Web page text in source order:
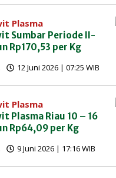
Plasma
Sumbar Periode II-
Rp170,53 per Kg
12 Juni 2026 | 07:25 WIB
Plasma
Plasma Riau 10 – 16
Rp64,09 per Kg
9 Juni 2026 | 17:16 WIB